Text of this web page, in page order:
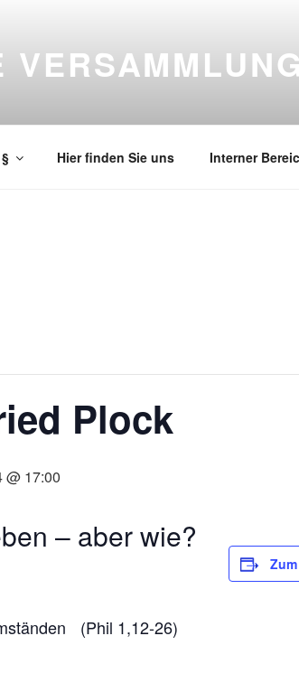
§ Hier finden Sie uns Interner
Plock
@ 17:00
– aber wie?
(Phil 1,12-26)